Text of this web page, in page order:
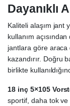
Dayanıklı
Kaliteli alaşım jant
kullanım
jantlara göre
kazandırır. Doğru
birlikte
18 inç 5×105
sportif, daha tok ve